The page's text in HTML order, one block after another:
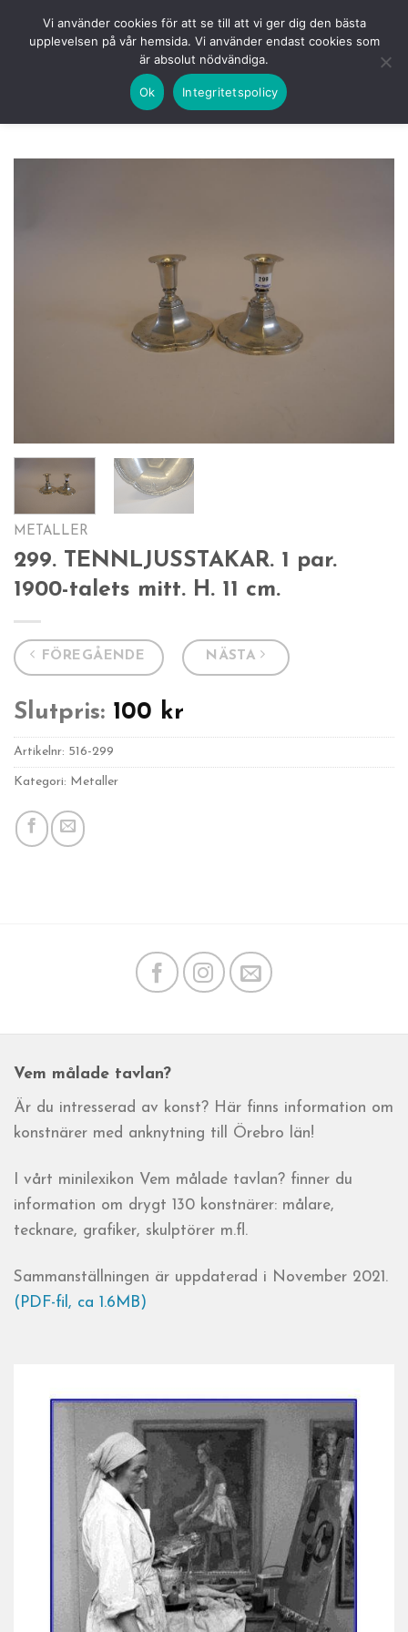
KOMMANDE LOGGA IN
METALLER
299. TENNLJUSSTAKAR. 1 par.
1900-talets mitt. H. 11 cm.
FÖREGÅENDE NÄSTA
Slutpris: 100 kr
Artikelnr: 516-299
Kategori: Metaller
Vem målade tavlan?
Är du intresserad av konst? Här finns information om
konstnärer med anknytning till Örebro län!
I vårt minilexikon Vem målade tavlan? finner du
information om drygt 130 konstnärer: målare,
tecknare, grafiker, skulptörer m.fl.
Sammanställningen är uppdaterad i November 2021.
(PDF-fil, ca 1.6MB)
Vi använder cookies för att se till att vi ger dig den bästa
upplevelsen på vår hemsida. Vi använder endast cookies som
är absolut nödvändiga.
Ok Integritetspolicy